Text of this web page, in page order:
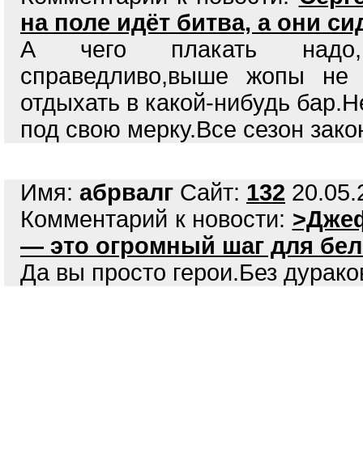
на поле идёт битва, а они
А чего плакать
справедливо,выше жопы не
отдыхать в какой-нибудь
под свою мерку.Все сезон
Имя: абрвалг Сайт: 132
Комментарий к новости:
— это огромный шаг для
Да вы просто герои.Без